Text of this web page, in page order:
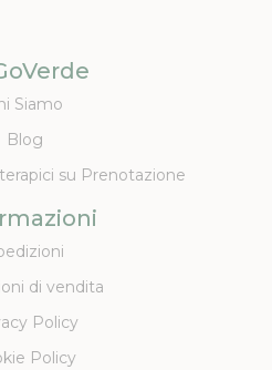
Siamo
Blog
su Prenotazione
di vendita
Policy
Policy